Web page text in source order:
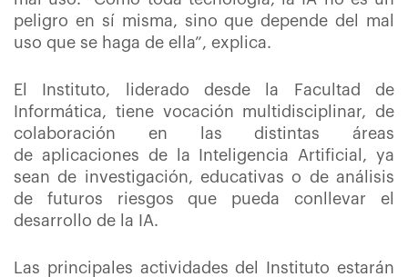
peligro en sí misma, sino que depende del mal
uso que se haga de ella”, explica.
El Instituto, liderado desde la Facultad de
Informática, tiene vocación multidisciplinar, de
colaboración en las distintas áreas
de aplicaciones de la Inteligencia Artificial, ya
sean de investigación, educativas o de análisis
de futuros riesgos que pueda conllevar el
desarrollo de la IA.
Las principales actividades del Instituto estarán